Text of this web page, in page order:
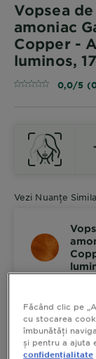
Vopsea
amoniac
Copper -
luminos,
0,0/5
Vezi Nuanțe
Garnier Olia
permanentă
reflexii
uleiuri
ARATA MAI MULT
Făcând clic pe
cu stocarea
îmbunătăți
și pentru a ajuta
confidențialitate